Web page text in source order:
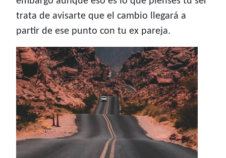
trata de avisarte que el cambio llegará a
partir de ese punto con tu ex pareja.